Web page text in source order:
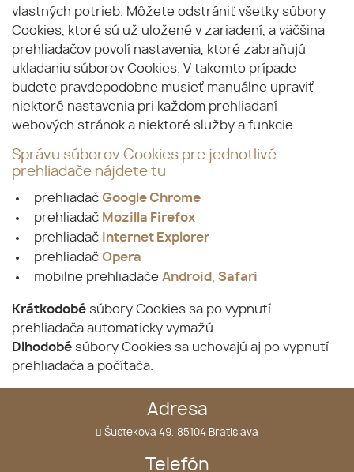
vlastných potrieb. Môžete odstrániť všetky súbory
Cookies, ktoré sú už uložené v zariadení, a väčšina
prehliadačov povolí nastavenia, ktoré zabraňujú
ukladaniu súborov Cookies. V takomto prípade
budete pravdepodobne musieť manuálne upraviť
niektoré nastavenia pri každom prehliadaní
webových stránok a niektoré služby a funkcie.
Správu súborov Cookies pre jednotlivé
prehliadače nájdete tu:
prehliadač Google Chrome
prehliadač Mozilla Firefox
prehliadač
Internet Explorer
prehliadač Opera
mobilne prehliadače Android Safari
Krátkodobé súbory Cookies sa po vypnutí
prehliadača automaticky vymažú.
Dlhodobé súbory Cookies sa uchovajú aj po vypnutí
prehliadača a počítača.
Adresa
Šustekova 49, 85104 Bratislava
Telefón